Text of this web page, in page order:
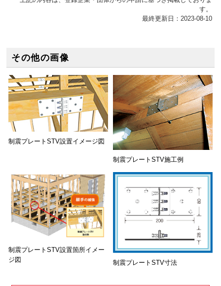
す。
最終更新日：2023-08-10
その他の画像
制震プレートSTV設置イメージ図
制震プレートSTV施工例
制震プレートSTV設置箇所イメー
ジ図
制震プレートSTV寸法